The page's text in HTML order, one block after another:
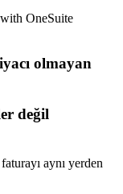
olmayan
değil
aynı yerden